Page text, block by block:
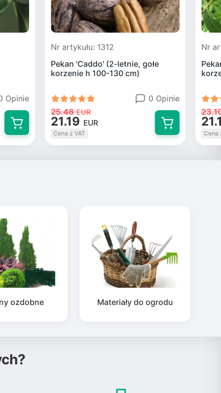
Opinie
Nr artykułu: 1312
Pekan 'Caddo' (2-letnie, gołe
korzenie h 100-130 cm)
0 Opinie
25.48 EUR
21.19 EUR
Cena z VAT
Nr
Cena
ozdobne Materiały do ogrodu